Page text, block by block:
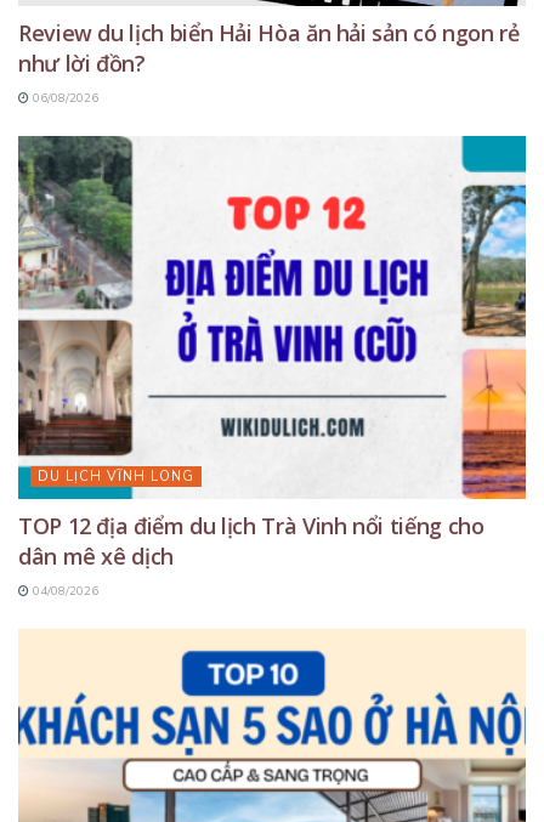
Review du lịch biển Hải Hòa ăn hải sản có ngon rẻ
như lời đồn?
06/08/2026
DU LỊCH VĨNH LONG
TOP 12 địa điểm du lịch Trà Vinh nổi tiếng cho
dân mê xê dịch
04/08/2026